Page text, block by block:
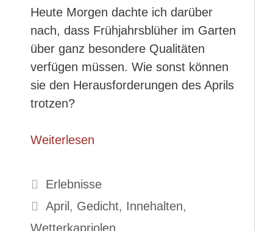
Heute Morgen dachte ich darüber
nach, dass Frühjahrsblüher im Garten
über ganz besondere Qualitäten
verfügen müssen. Wie sonst können
sie den Herausforderungen des Aprils
trotzen?
Weiterlesen
Kategorien
Erlebnisse
Schlagwörter
April , Gedicht, Innehalten,
Wetterkapriolen